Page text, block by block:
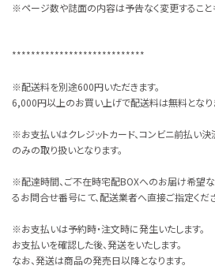
※ページ数や誌面の内容は予告なく変更すること
****************************
※配送料を別途600円いただきます。
6,000円以上のお買い上げで配送料は無料となり
※お支払いはクレジットカード、コンビニ前払い
のみの取り扱いとなります。
※配達時間、ご不在時宅配BOXへのお届け希望な
るお問合せ番号にて、配送業者へ直接ご指定くださ
※お支払いは予約時・注文時に発生いたします。
お支払いを確認した後、発送をいたします。
なお、発送は商品の発売日以降となります。